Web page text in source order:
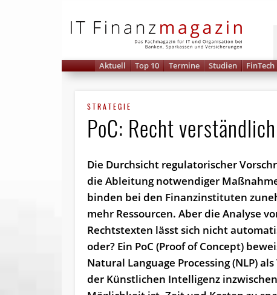
Aktuell Top 10 Termine Studien FinTech
STRATEGIE
PoC: Recht
Die Durchsicht regulatorischer
die Ableitung notwendiger
binden bei den Finanzinstituten
mehr Ressourcen. Aber die Analyse
Rechtstexten lässt sich nicht
oder? Ein PoC (Proof of Concept)
Natural Language Processing (NLP)
der Künstlichen Intelligenz